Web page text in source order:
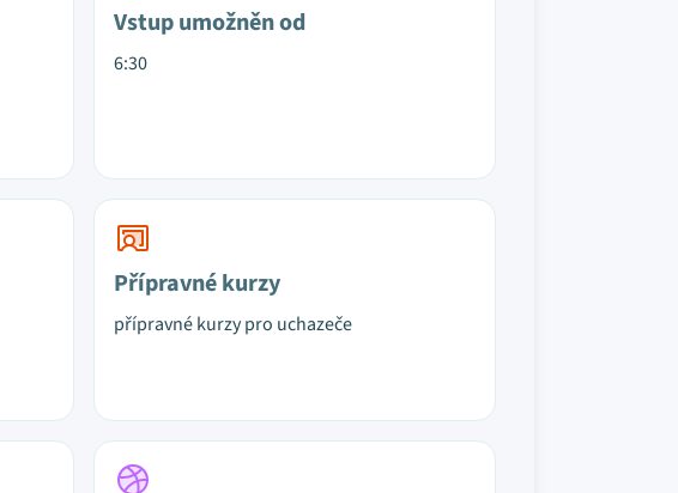
Vstup umožněn od
6:30
Přípravné kurzy
přípravné kurzy pro uchazeče